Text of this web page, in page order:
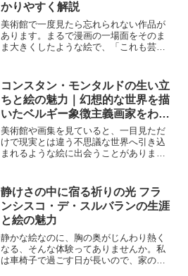
かりやすく解説
美術館で一度見たら忘れられない作品が
あります。まるで漫画の一場面をそのま
ま大きくしたような絵で、「これも芸術
インです。私が初めて作品を見たとき
は、「こんな絵なら誰でも描...
コンスタン・モンタルドの生い立
ちと絵の魅力｜幻想的な世界を描
いたベルギー象徴主義画家をわか
りやすく解説
美術館や画集を見ていると、一目見ただ
けで現実とは違う不思議な世界へ引き込
まれるような絵に出会うことがありま
家の一人です。名前を聞いても、日本で
はまだそれほど知られていな...
静けさの中に宿る祈りの光 フラ
ンシスコ・デ・スルバランの生涯
と絵の魅力
静かな絵なのに、胸の奥がじんわり熱く
なる、そんな体験ってありませんか。私
は車椅子で過ごす日が長いので、家の中